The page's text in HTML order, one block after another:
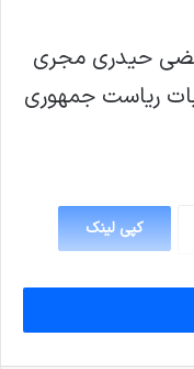
حیدری مجری
ریاست جمهوری
کپی لینک